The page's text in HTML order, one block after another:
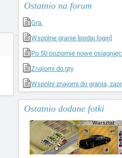
Ostatnio na forum
Gra.
Wspólne granie [podaj login]
Po 50 poziomie nowe
Znajomi do gry
Ostatnio dodane fotki